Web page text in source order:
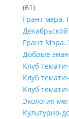
(61)
Грант мэра.
Декабрьской
Грант Мэра.
Добрые
Клуб
Клуб
Клуб
Экология
Культурно-